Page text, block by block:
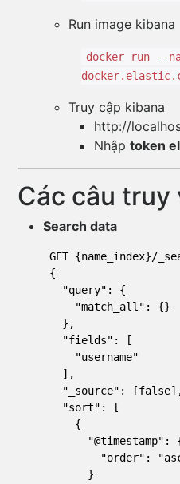
Run image kibana
docker run --
Truy cập kibana
http://
Nhập token
Các câu truy
Search data
GET {name_index}/
{
  "query": {
    "match_all": {}
  },
  "fields": [
    "username"
  ],
"_source":
  "sort": [
    {
"@timestamp":
"order":
      }